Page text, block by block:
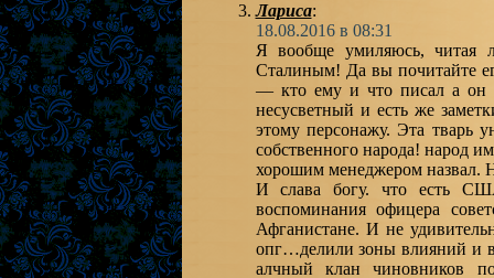
Лариса:
18.08.2016 в 08:31
Я вообще умиляюсь, читая
Сталиным! Да вы почитайте
— кто ему и что писал а он
несусветный и есть же
этому персонажу. Эта тварь
собственного народа! народ
хорошим менеджером назвал.
И слава богу. что есть
воспоминания офицера
Афганистане. И не
опг…делили зоны влияний и
алчный клан чиновников